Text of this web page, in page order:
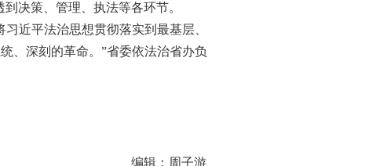
决策、管理、执法等各环节。
近平法治思想贯彻落实到最基层、
、深刻的革命。”省委依法治省办负
编辑：周子游